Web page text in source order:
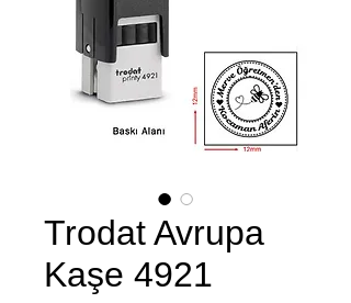
Trodat Avrupa
Kaşe 4921